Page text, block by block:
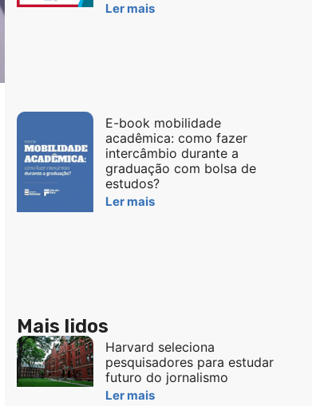
Ler mais
E-book mobilidade
acadêmica: como fazer
intercâmbio durante a
graduação com bolsa de
estudos?
Ler mais
Mais lidos
Harvard seleciona
pesquisadores para estudar
futuro do jornalismo
Ler mais